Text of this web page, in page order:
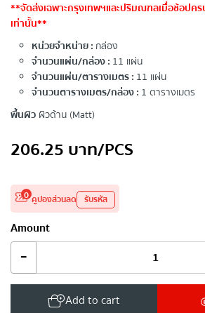
**จัดส่งเฉพาะกรุงเทพฯและปริมณฑลเมื่อช้อปคร
เท่านั้น**
หน่วยจำหน่าย : กล่อง
จำนวนแผ่น/กล่อง : 11 แผ่น
จำนวนแผ่น/ตารางเมตร : 11 แผ่น
จำนวนตารางเมตร/กล่อง : 1 ตารางเมตร
พื้นผิว ผิวด้าน (Matt)
206.25 บาท/PCS
0 คูปองส่วนลด รับรหัส
Amount
-
Add to cart